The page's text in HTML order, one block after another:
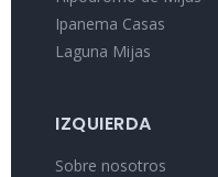
Ipanema Casas
Laguna Mijas
IZQUIERDA
Sobre nosotros